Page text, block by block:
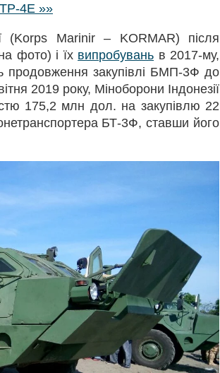
4Е »»
(Korps Marinir – KORMAR) після
фото) і їх випробувань в 2017-му,
продовження закупівлі БМП-3Ф до
2019 року, Міноборони Індонезії
175,2 млн дол. на закупівлю 22
БТ-3Ф, ставши його